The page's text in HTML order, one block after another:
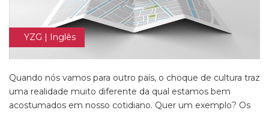
YZG | Inglês
Quando nós vamos para outro país, o choque de cultura traz
uma realidade muito diferente da qual estamos bem
acostumados em nosso cotidiano. Quer um exemplo? Os